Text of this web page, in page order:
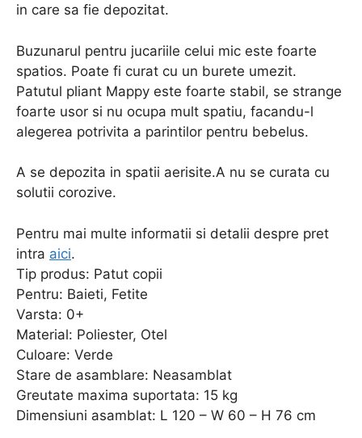
in care sa fie depozitat.
Buzunarul pentru jucariile celui mic este foarte
spatios. Poate fi curat cu un burete umezit.
Patutul pliant Mappy este foarte stabil, se strange
foarte usor si nu ocupa mult spatiu, facandu-l
alegerea potrivita a parintilor pentru bebelus.
A se depozita in spatii aerisite.A nu se curata cu
solutii corozive.
Pentru mai multe informatii si detalii despre pret
intra aici.
Tip produs: Patut copii
Pentru: Baieti, Fetite
Varsta: 0+
Material: Poliester, Otel
Culoare: Verde
Stare de asamblare: Neasamblat
Greutate maxima suportata: 15 kg
Dimensiuni asamblat: L 120 – W 60 – H 76 cm